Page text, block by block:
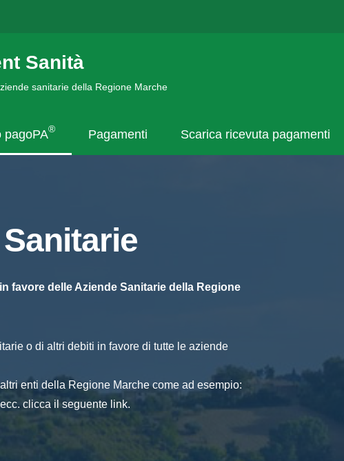
Sanità
sanitarie della Regione Marche
pagoPA® Pagamenti Scarica ricevuta pagamenti
favore delle Aziende Sanitarie della Regione
o di altri debiti in favore di tutte le aziende
enti della Regione Marche come ad esempio:
clicca il seguente link.